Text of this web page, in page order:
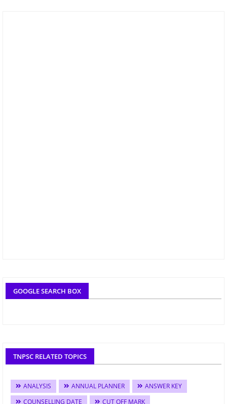
GOOGLE SEARCH BOX
TNPSC RELATED TOPICS
ANALYSIS ANNUAL PLANNER
ANSWER KEY
COUNSELLING DATE
CUT OFF MARK